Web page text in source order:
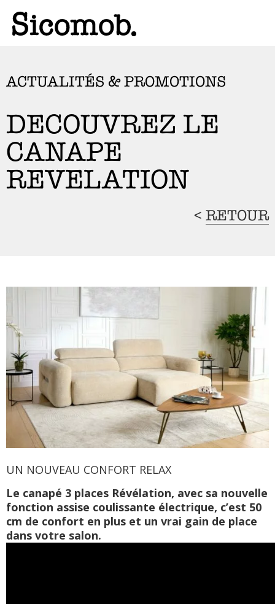
ACTUALITÉS & PROMOTIONS
DECOUVREZ LE
CANAPE
REVELATION
< RETOUR
UN NOUVEAU CONFORT RELAX
Le canapé 3 places Révélation, avec sa nouvelle
fonction assise coulissante électrique, c’est 50
cm de confort en plus et un vrai gain de place
dans votre salon.